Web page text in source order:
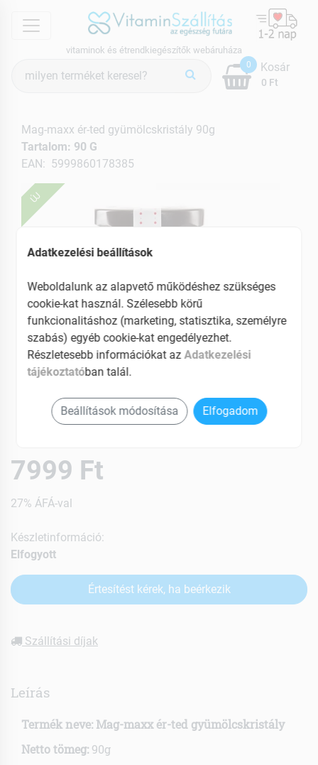
menu
vitaminok és étrendkiegészítők webáruháza
keresés
0
0 Ft
Kosár
ÚJ
Mag-maxx ér-ted gyümölcskristály 90g
Tartalom: 90 G
EAN: 5999860178385
7999 Ft
27% ÁFÁ-val
Készletinformáció:
Elfogyott
Értesítést kérek, ha beérkezik
Szállítási díjak
Leírás
Termék neve: Mag-maxx ér-ted gyümölcskristály
Netto tömeg: 90g
Adatkezelési beállítások
Weboldalunk az alapvető működéshez szükséges
cookie-kat használ. Szélesebb körű
funkcionalitáshoz (marketing, statisztika, személyre
szabás) egyéb cookie-kat engedélyezhet.
Részletesebb információkat azAdatkezelési
tájékoztatóban talál.
Beállítások módosítása Elfogadom